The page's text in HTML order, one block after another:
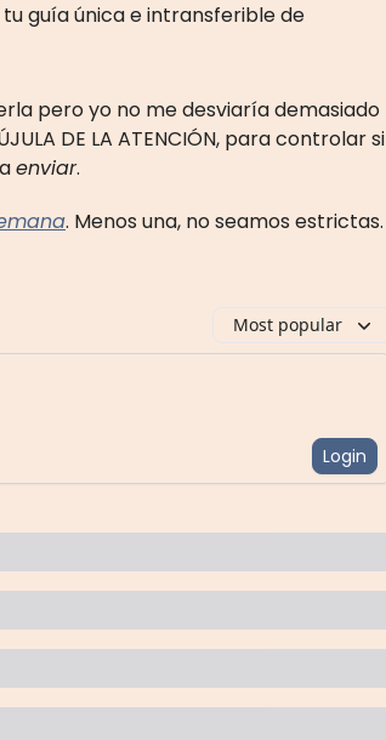
guía única e intransferible de
pero yo no me desviaría demasiado
DE LA ATENCIÓN, para controlar si
enviar.
. Menos una, no seamos estrictas.
Most popular
Login